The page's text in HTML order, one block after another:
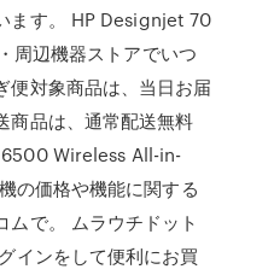
ます。 HP Designjet 70
周辺機器ストアでいつ
便対象商品は、当日お届
商品は、通常配送無料
Wireless All-in-
の価格や機能に関する
ムで。 ムラウチドット
インをして便利にお買